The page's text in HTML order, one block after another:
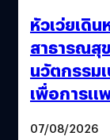
ทำ Digital
ประดิษฐ์เพื่อวิ
Analytics) 2.
(Cloud
โยงเป็นหนึ่งเ
หัวเว่ยเดิ
สาธารณสุ
นวัตกรรม
เพื่อการแ
07/08/2026